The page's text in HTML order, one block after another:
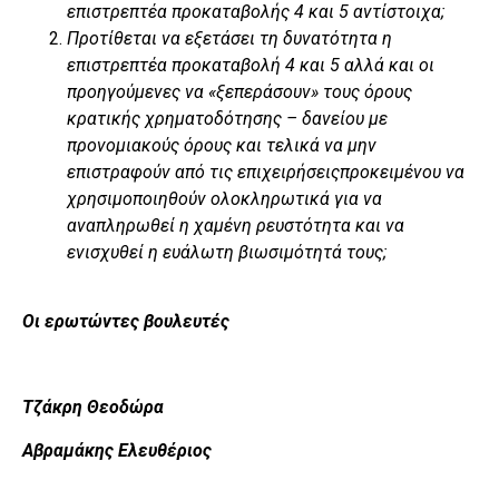
επιστρεπτέα προκαταβολής 4 και 5 αντίστοιχα;
Προτίθεται να εξετάσει τη δυνατότητα η
επιστρεπτέα προκαταβολή 4 και 5 αλλά και οι
προηγούμενες να «ξεπεράσουν» τους όρους
κρατικής χρηματοδότησης – δανείου με
προνομιακούς όρους και τελικά να μην
επιστραφούν από τις επιχειρήσειςπροκειμένου να
χρησιμοποιηθούν ολοκληρωτικά για να
αναπληρωθεί η χαμένη ρευστότητα και να
ενισχυθεί η ευάλωτη βιωσιμότητά τους;
Οι ερωτώντες βουλευτές
Τζάκρη Θεοδώρα
Αβραμάκης Ελευθέριος